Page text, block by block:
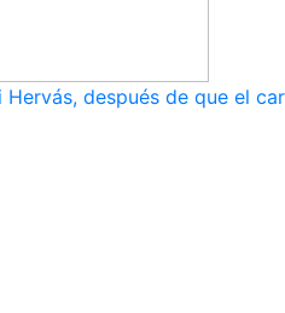
después de que el